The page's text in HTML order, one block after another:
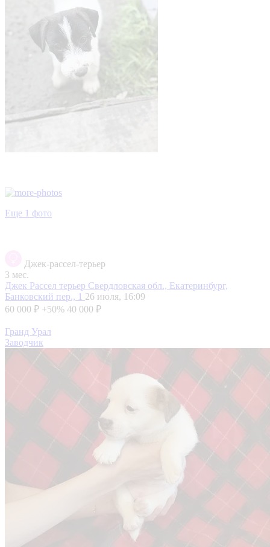
Еще 1 фото
Джек-рассел-терьер
3 мес.
Джек Рассел терьер Свердловская обл., Екатеринбург,
Банковский пер., 1 26 июля, 16:09
60 000 ₽ +50% 40 000 ₽
Гранд Урал
Заводчик